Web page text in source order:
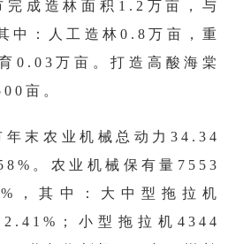
完成造林面积 1.2万亩， 与
中：人工造林0.8万亩，重
0.03万亩。打造高酸海棠
亩。
年末农业机械总动力 34.34
%。农业机械保有量 7553
%，其中：大中型拖拉机
%；小型拖拉机 4344